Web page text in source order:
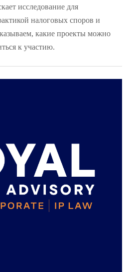
исследование для
налоговых споров и
какие проекты можно
к участию.